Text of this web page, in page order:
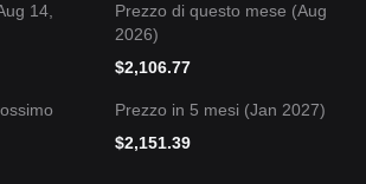
14,
Prezzo di questo mese (Aug
2026)
$2,106.77
Prezzo in 5 mesi (Jan 2027)
$2,151.39